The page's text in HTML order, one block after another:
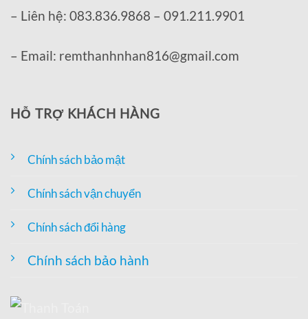
– Liên hệ: 083.836.9868 – 091.211.9901
– Email: remthanhnhan816@gmail.com
HỖ TRỢ KHÁCH HÀNG
Chính sách bảo mật
Chính sách vận chuyển
Chính sách đổi hàng
Chính sách bảo hành